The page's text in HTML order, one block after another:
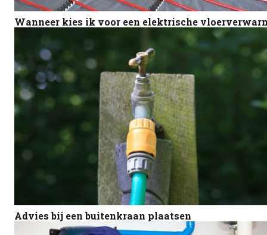
Wanneer kies ik voor een elektrische
Advies bij een buitenkraan plaatsen